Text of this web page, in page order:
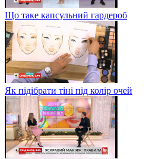
Що таке капсульний гардероб
Як підібрати тіні під колір очей